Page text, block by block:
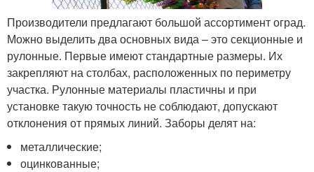
Производители предлагают большой ассортимент оград.
Можно выделить два основных вида – это секционные и
рулонные. Первые имеют стандартные размеры. Их
закрепляют на столбах, расположенных по периметру
участка. Рулонные материалы пластичны и при
установке такую точность не соблюдают, допускают
отклонения от прямых линий. Заборы делят на:
металлические;
оцинкованные;